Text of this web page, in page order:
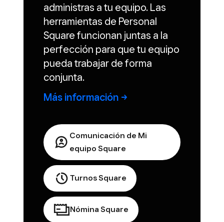
administras a tu equipo. Las
herramientas de Personal
Square funcionan juntas a la
perfección para que tu equipo
pueda trabajar de forma
conjunta.
Más información
Comunicación de Mi
equipo Square
Turnos Square
Nómina Square